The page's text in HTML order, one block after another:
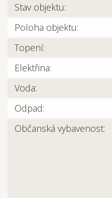
Stav objektu:
Poloha objektu:
Topení:
Elektřina:
Voda:
Odpad:
Občanská vybavenost: